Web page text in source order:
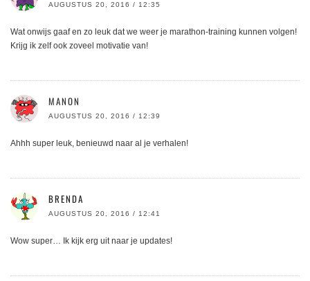
AUGUSTUS 20, 2016 / 12:35
Wat onwijs gaaf en zo leuk dat we weer je marathon-training kunnen volgen!
Krijg ik zelf ook zoveel motivatie van!
MANON
AUGUSTUS 20, 2016 / 12:39
Ahhh super leuk, benieuwd naar al je verhalen!
BRENDA
AUGUSTUS 20, 2016 / 12:41
Wow super… Ik kijk erg uit naar je updates!